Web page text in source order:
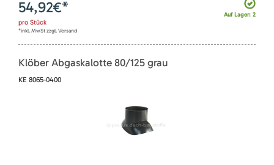
Auf Lager: 2
54,92€*
pro Stück
*inkl. MwSt zzgl. Versand
Klöber Abgaskalotte 80/125 grau
KE 8065-0400